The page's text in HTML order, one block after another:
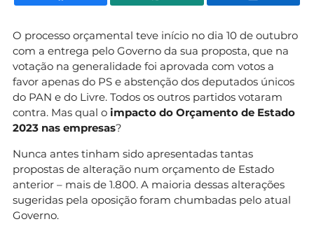
O processo orçamental teve início no dia 10 de outubro
com a entrega pelo Governo da sua proposta, que na
votação na generalidade foi aprovada com votos a
favor apenas do PS e abstenção dos deputados únicos
do PAN e do Livre. Todos os outros partidos votaram
contra. Mas qual o impacto do Orçamento de Estado
2023 nas empresas?
Nunca antes tinham sido apresentadas tantas
propostas de alteração num orçamento de Estado
anterior – mais de 1.800. A maioria dessas alterações
sugeridas pela oposição foram chumbadas pelo atual
Governo.